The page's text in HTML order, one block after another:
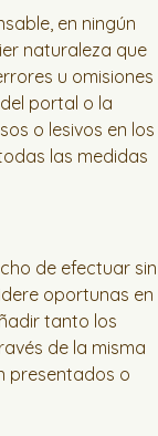
en ningún
naturaleza que
u omisiones
portal o la
o lesivos en los
las medidas
de efectuar sin
oportunas en
tanto los
de la misma
presentados o